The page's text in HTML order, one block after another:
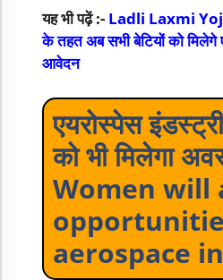
यह भी पढ़ें :- Ladli Laxmi
के तहत अब सभी बेटियों को
आवेदन
एयरोस्पेस
को भी मिलेगा
Women will
aerospace